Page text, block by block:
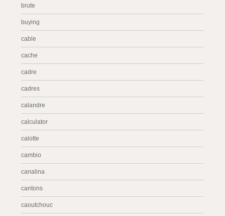
brute
buying
cable
cache
cadre
cadres
calandre
calculator
calotte
cambio
canalina
cantons
caoutchouc